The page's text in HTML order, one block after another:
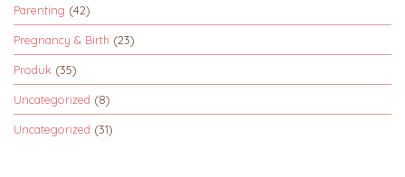
Parenting (42)
Pregnancy & Birth (23)
Produk (35)
Uncategorized (8)
Uncategorized (31)